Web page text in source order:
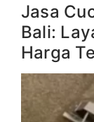
Jasa
Bali:
Harga